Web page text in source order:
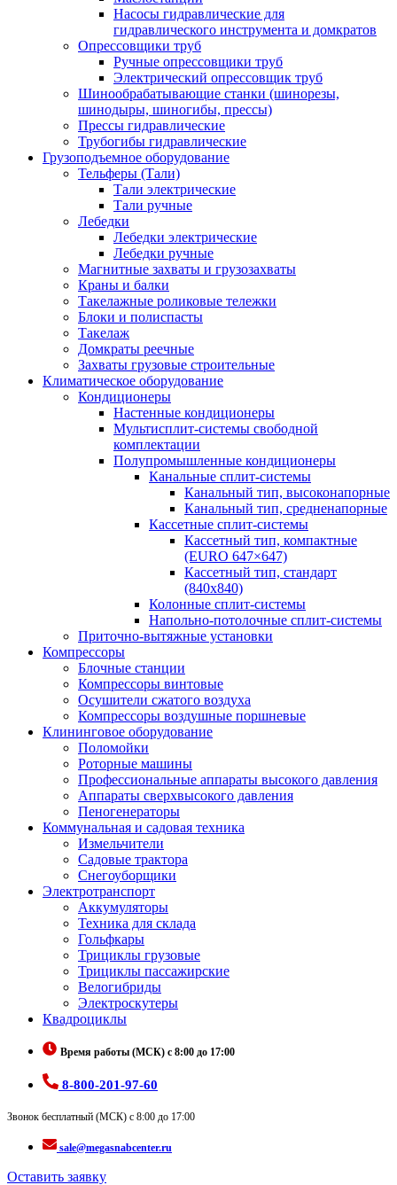
Насосы гидравлические для
гидравлического инструмента и домкратов
Опрессовщики труб
Ручные опрессовщики труб
Электрический опрессовщик труб
Шинообрабатывающие станки (шинорезы,
шинодыры, шиногибы, прессы)
Прессы гидравлические
Трубогибы гидравлические
Грузоподъемное оборудование
Тельферы (Тали)
Тали электрические
Тали ручные
Лебедки
Лебедки электрические
Лебедки ручные
Магнитные захваты и грузозахваты
Краны и балки
Такелажные роликовые тележки
Блоки и полиспасты
Такелаж
Домкраты реечные
Захваты грузовые строительные
Климатическое оборудование
Кондиционеры
Настенные кондиционеры
Мультисплит-системы свободной
комплектации
Полупромышленные кондиционеры
Канальные сплит-системы
Канальный тип, высоконапорные
Канальный тип, средненапорные
Кассетные сплит-системы
Кассетный тип, компактные
(EURO 647×647)
Кассетный тип, стандарт
(840х840)
Колонные сплит-системы
Напольно-потолочные сплит-системы
Приточно-вытяжные установки
Компрессоры
Блочные станции
Компрессоры винтовые
Осушители сжатого воздуха
Компрессоры воздушные поршневые
Клининговое оборудование
Поломойки
Роторные машины
Профессиональные аппараты высокого давления
Аппараты сверхвысокого давления
Пеногенераторы
Коммунальная и садовая техника
Измельчители
Садовые трактора
Снегоуборщики
Электротранспорт
Аккумуляторы
Техника для склада
Гольфкары
Трициклы грузовые
Трициклы пассажирские
Велогибриды
Электроскутеры
Квадроциклы
Время работы (МСК) с 8:00 до 17:00
8-800-201-97-60
Звонок бесплатный (МСК) с 8:00 до 17:00
sale@megasnabcenter.ru
Оставить заявку